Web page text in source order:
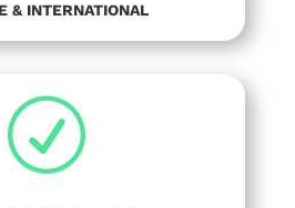
& INTERNATIONAL
R